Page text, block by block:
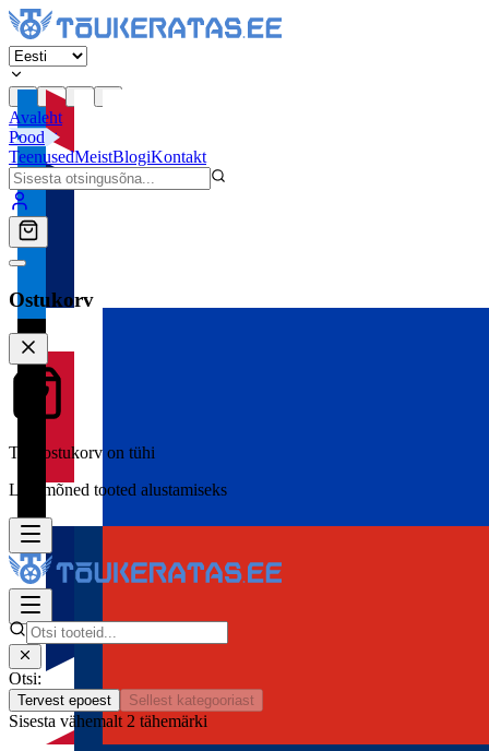
Avaleht
Pood
TeenusedMeistBlogiKontakt
Ostukorv
Teie ostukorv on tühi
Lisa mõned tooted alustamiseks
Otsi:
Tervest epoest Sellest kategooriast
Sisesta vähemalt 2 tähemärki